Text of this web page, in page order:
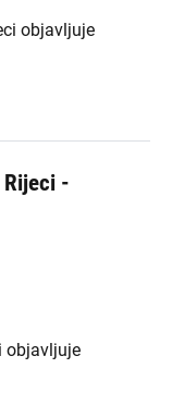
objavljuje
Rijeci -
objavljuje